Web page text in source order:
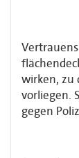
wirken, zu
vorliegen.
gegen